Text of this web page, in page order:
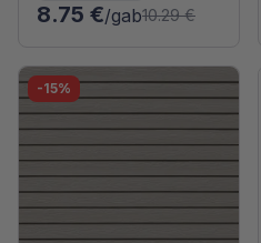
8.75 €/gab10.29 €
-15%